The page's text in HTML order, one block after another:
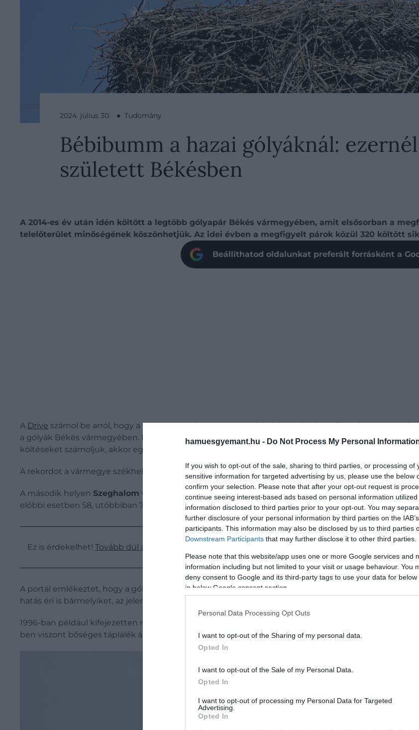
hamuesgyemant.hu - Do Not Process My Personal
If you wish to opt-out of the sale, sharing to third parties, or processing of
sensitive information for targeted advertising by us, please use the below
confirm your selection. Please note that after your opt-out request is
continue seeing interest-based ads based on personal information
information disclosed to third parties prior to your opt-out. You may
further disclosure of your personal information by third parties on the
participants. This information may also be disclosed by us to third parties
Downstream Participants that may further disclose it to other third parties.
Please note that this website/app uses one or more Google services and
information including but not limited to your visit or usage behaviour. You
deny consent to Google and its third-party tags to use your data for
in below Google consent section.
Personal Data Processing Opt Outs
I want to opt-out of the Sharing of my personal data.
Opted In
I want to opt-out of the Sale of my Personal Data.
Opted In
I want to opt-out of processing my Personal Data for Targeted
Advertising.
Opted In
2024. július 30. ● Tudomány
Bébibumm a hazai gólyáknál:
született Békésben
A 2014-es év után idén költött a legtöbb gólyapár Békés vármegyében, amit elsősorban a
telelőterület minőségének köszönhetjük. Az idei évben a megfigyelt párok közül 320 költött
Beállíthatod oldalunkat preferált forrásként a
A Drive számol be arról, hogy a tíz évvel ezelőtt rekordszámú költés, majd drasztikus visszaesés
a gólyák Békés vármegyében. Ezt azt jelenti, hogytavasszal 366 pár kezdett költésbeés az
költéseket számoljuk, akkor egy gólyapár fészkében átlagban 3,44 fióka kelt ki a tojásokból.
A rekordot a vármegye székhelye, Békéscsaba tartja, ahol 33 pár költött, ami 76 fiókát jelent.
A második helyen Szeghalom végzett, ahol összesen 26 párt és 78 fiókát számoltak össze a
előbbi esetben 58, utóbbiban 76 fióka
várja a kirepülést.
Ez is érdekelhet! Tovább dúl a szerelem: hetedszer is visszarepült sérült párjához Szofi, a gólya
A portál emlékeztet, hogy a gólyák költése alapvetően három tényezőn múlik és egy rendkívül
hatás éri is bármelyiket, az jelentősen befolyásolhatja a kikelt fiókák számát. Ezek a megfelelő
1996-ban például kifejezetten rossz időjárási körülmények uralkodtak a vonulási útvonalon, ez
ben viszont bőséges táplálék állt a gólyák rendelkezésére, ami meglátszott a költések számában is.